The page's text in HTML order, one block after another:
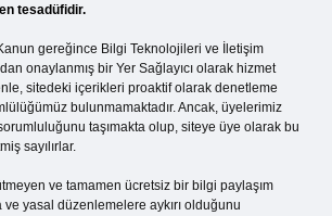
tesadüfidir.
gereğince Bilgi Teknolojileri ve İletişim
onaylanmış bir Yer Sağlayıcı olarak hizmet
sitedeki içerikleri proaktif olarak denetleme
bulunmamaktadır. Ancak, üyelerimiz
taşımakta olup, siteye üye olarak bu
sayılırlar.
ve tamamen ücretsiz bir bilgi paylaşım
yasal düzenlemelere aykırı olduğunu